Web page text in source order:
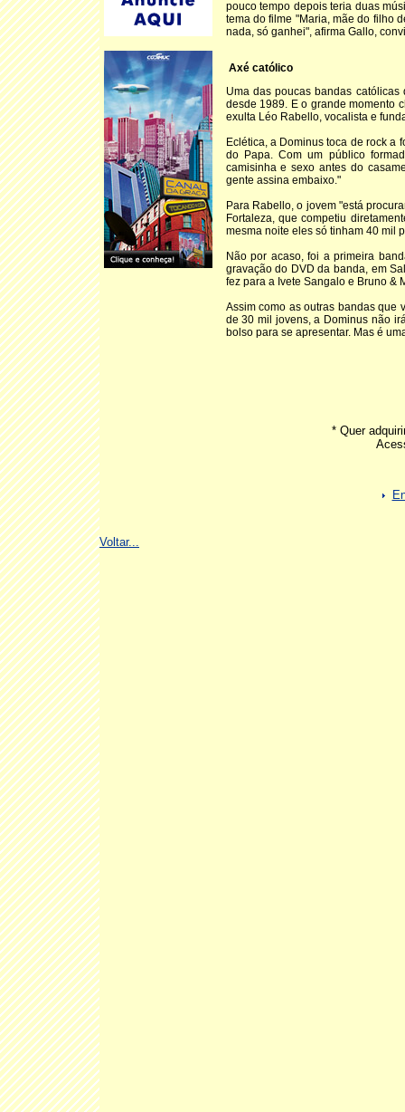
pouco tempo depois teria duas
tema do filme "Maria, mãe do filho
nada, só ganhei", afirma Gallo,
Axé católico
Uma das poucas bandas
desde 1989. E o grande momento
exulta Léo Rabello, vocalista e
Eclética, a Dominus toca de rock a
do Papa. Com um público
camisinha e sexo antes do
gente assina embaixo."
Para Rabello, o jovem "está
Fortaleza, que competiu
mesma noite eles só tinham 40 mil
Não por acaso, foi a primeira
gravação do DVD da banda, em
fez para a Ivete Sangalo e Bruno &
Assim como as outras bandas que
de 30 mil jovens, a Dominus não
bolso para se apresentar. Mas é
* Quer
Voltar...